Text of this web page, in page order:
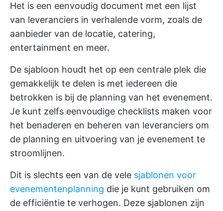
Het is een eenvoudig document met een lijst
van leveranciers in verhalende vorm, zoals de
aanbieder van de locatie, catering,
entertainment en meer.
De sjabloon houdt het op een centrale plek die
gemakkelijk te delen is met iedereen die
betrokken is bij de planning van het evenement.
Je kunt zelfs eenvoudige checklists maken voor
het benaderen en beheren van leveranciers om
de planning en uitvoering van je evenement te
stroomlijnen.
Dit is slechts een van de vele sjablonen voor
evenementenplanning die je kunt gebruiken om
de efficiëntie te verhogen. Deze sjablonen zijn